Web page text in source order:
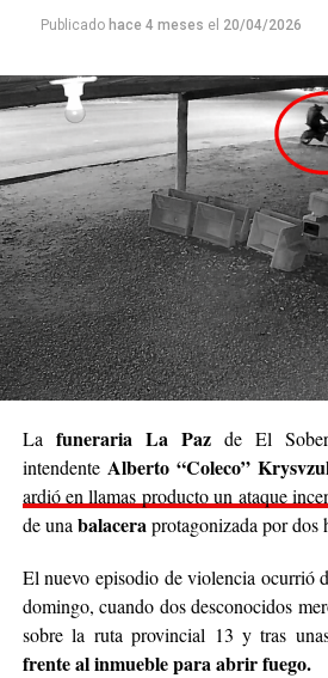
siendo parte de algo genuino”.
Luego continuó: “Nuestro deseo
cada rincón de Posadas
,
brindar un poco de alivio a quienes
momentos difíciles. No podemos
entero, pero sí podemos cambiar
Se trata de una iniciativa hecha a
propio y con el acompañamiento de
decide sumar su granito de arena,
buzos, sacos, frazadas, colchas,
gorros, guantes y todo lo que
Cabe destacar que para mediados
entrega de donaciones y tienen
populares de arroz con pollo, por
recibirán donaciones de alimentos
Para comunicarse con el
podrán enviar mensajes, audios o
3764140551
o a través de Instagram
@agustin_pineiroo
Publicado hace 4 meses el 20/04/2026
La funeraria La Pazde El
intendente Alberto “Coleco”
ardió en llamas producto un ataque
de una balacera protagonizada por dos
El nuevo episodio de violencia ocurrió
domingo, cuando dos desconocidos
sobre la ruta provincial 13 y tras
frente al inmueble para abrir fuego.